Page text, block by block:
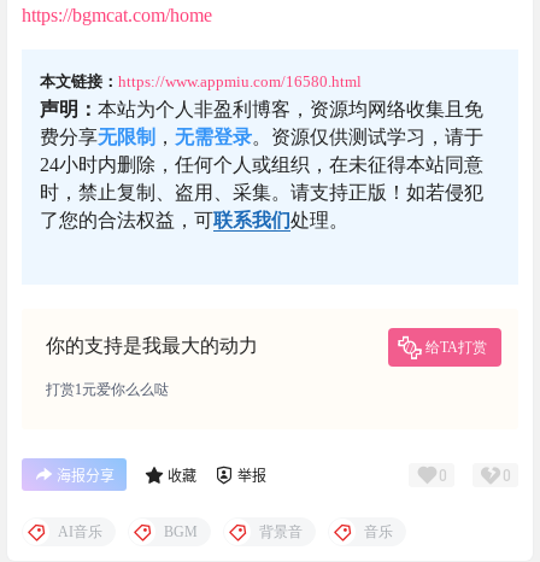
https://bgmcat.com/home
本文链接： https://www.appmiu.com/16580.html
声明： 本站为个人非盈利博客，资源均网络收集且免
费分享无限制 ， 无需登录。资源仅供测试学习，请于
24小时内删除，任何个人或组织，在未征得本站同意
时，禁止复制、盗用、采集。请支持正版！如若侵犯
了您的合法权益，可联系我们处理。
你的支持是我最大的动力 给TA打赏
打赏1元爱你么么哒
海报分享 收藏 举报 0 0
AI音乐 BGM 背景音 音乐